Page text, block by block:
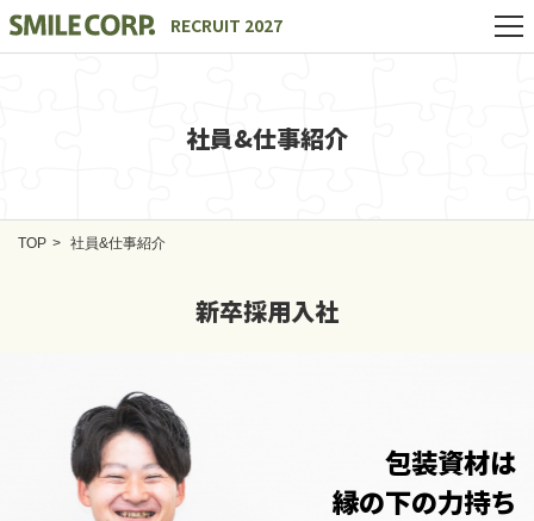
RECRUIT 2027
社員&仕事紹介
TOP 社員&仕事紹介
新卒採用入社
包装資材は
縁の下の力持ち